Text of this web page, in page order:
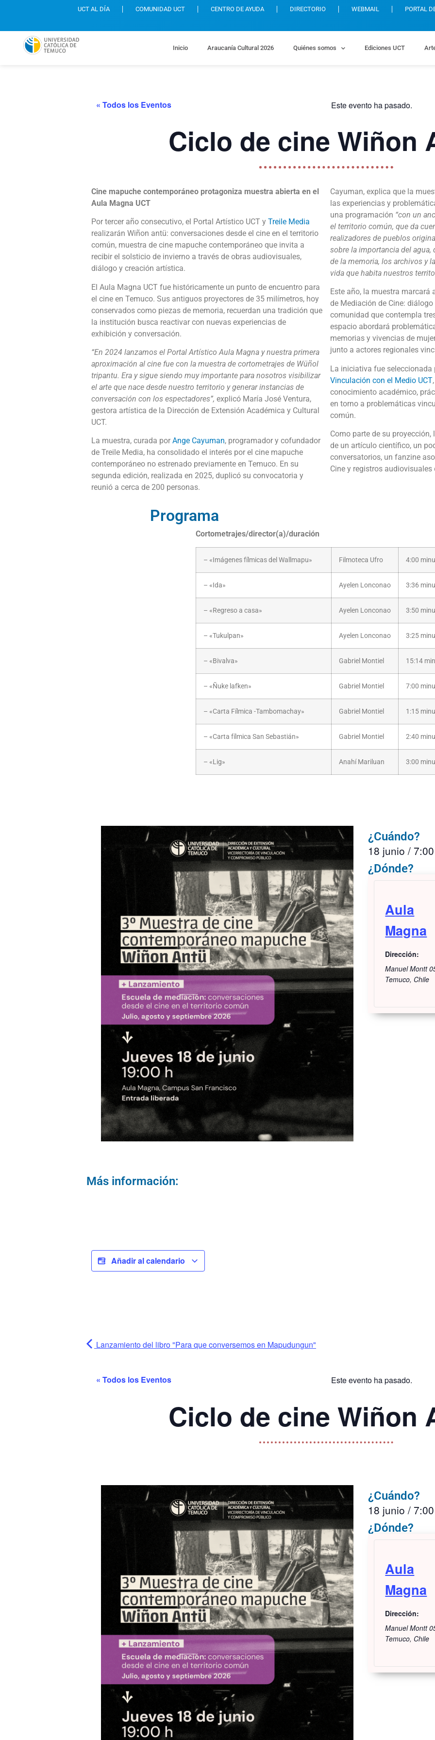
UCT AL DÍA COMUNIDAD UCT CENTRO DE AYUDA DIRECTORIO WEBMAIL PORTAL
Inicio Araucanía Cultural 2026 Quiénes somos Ediciones UCT
« Todos los Eventos Este evento ha pasado.
Ciclo de cine Wiñon
Cine mapuche contemporáneo protagoniza muestra abierta en el
Aula Magna UCT
Por tercer año consecutivo, el Portal Artístico UCT y Treile Media
realizarán Wiñon antü: conversaciones desde el cine en el territorio
común, muestra de cine mapuche contemporáneo que invita a
recibir el solsticio de invierno a través de obras audiovisuales,
diálogo y creación artística.
El Aula Magna UCT fue históricamente un punto de encuentro para
el cine en Temuco. Sus antiguos proyectores de 35 milímetros, hoy
conservados como piezas de memoria, recuerdan una tradición que
la institución busca reactivar con nuevas experiencias de
exhibición y conversación.
“En 2024 lanzamos el Portal Artístico Aula Magna y nuestra primera
aproximación al cine fue con la muestra de cortometrajes de Wüñol
tripantu. Era y sigue siendo muy importante para nosotros visibilizar
el arte que nace desde nuestro territorio y generar instancias de
conversación con los espectadores”, explicó María José Ventura,
gestora artística de la Dirección de Extensión Académica y Cultural
UCT.
La muestra, curada por Ange Cayuman, programador y cofundador
de Treile Media, ha consolidado el interés por el cine mapuche
contemporáneo no estrenado previamente en Temuco. En su
segunda edición, realizada en 2025, duplicó su convocatoria y
reunió a cerca de 200 personas.
Cayuman, explica que la
las experiencias y
una programación “con un
el territorio común, que da
realizadores de pueblos
sobre la importancia del agua,
de la memoria, los archivos y
vida que habita nuestros
Este año, la muestra
de Mediación de Cine:
comunidad que contempla
espacio abordará
memorias y vivencias de
junto a actores regionales
La iniciativa fue seleccionada
Vinculación con el Medio UCT
conocimiento académico,
en torno a problemáticas
común.
Como parte de su
de un artículo científico, un
conversatorios, un fanzine
Cine y registros audiovisuales
Programa
Cortometrajes/director(a)/duración
– «Imágenes fílmicas del Wallmapu» Filmoteca Ufro 4:00
– «Ida» Ayelen Lonconao 3:36
– «Regreso a casa» Ayelen Lonconao 3:50
– «Tukulpan» Ayelen Lonconao 3:25
– «Bivalva» Gabriel Montiel 15:14
– «Ñuke lafken» Gabriel Montiel 7:00
– «Carta Fílmica -Tambomachay» Gabriel Montiel 1:15
– «Carta fílmica San Sebastián» Gabriel Montiel 2:40
– «Lig» Anahí Mariluan 3:00
¿Cuándo?
18 junio /
¿Dónde?
Aula
Magna
Dirección:
Manuel Montt
Temuco, Chile
Más información:
Añadir al calendario
Lanzamiento del libro "Para que conversemos en Mapudungun"
« Todos los Eventos Este evento ha pasado.
Ciclo de cine Wiñon
¿Cuándo?
18 junio /
¿Dónde?
Aula
Magna
Dirección:
Manuel Montt
Temuco, Chile